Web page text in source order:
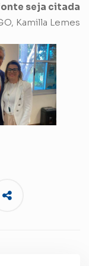
seja citada
Kamilla Lemes